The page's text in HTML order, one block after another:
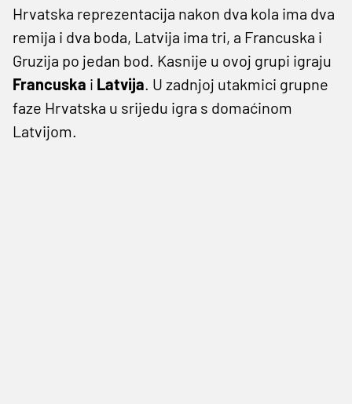
Hrvatska reprezentacija nakon dva kola ima dva
remija i dva boda, Latvija ima tri, a Francuska i
Gruzija po jedan bod. Kasnije u ovoj grupi igraju
Francuska i Latvija. U zadnjoj utakmici grupne
faze Hrvatska u srijedu igra s domaćinom
Latvijom.